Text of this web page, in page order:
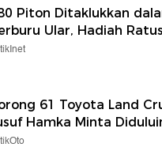
Piton Ditaklukkan
Ular, Hadiah
61 Toyota Land
Hamka Minta